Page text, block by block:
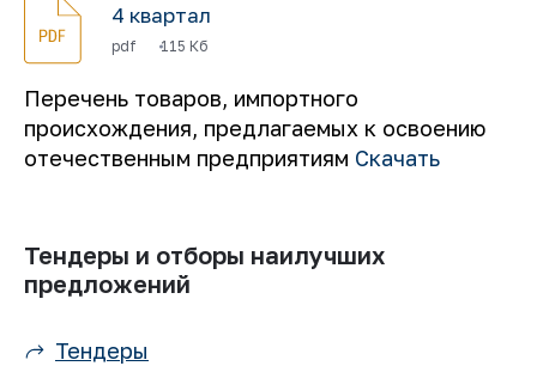
4 квартал
pdf 115 Кб
Перечень товаров, импортного
происхождения, предлагаемых к освоению
отечественным предприятиям Скачать
Тендеры и отборы наилучших
предложений
Тендеры